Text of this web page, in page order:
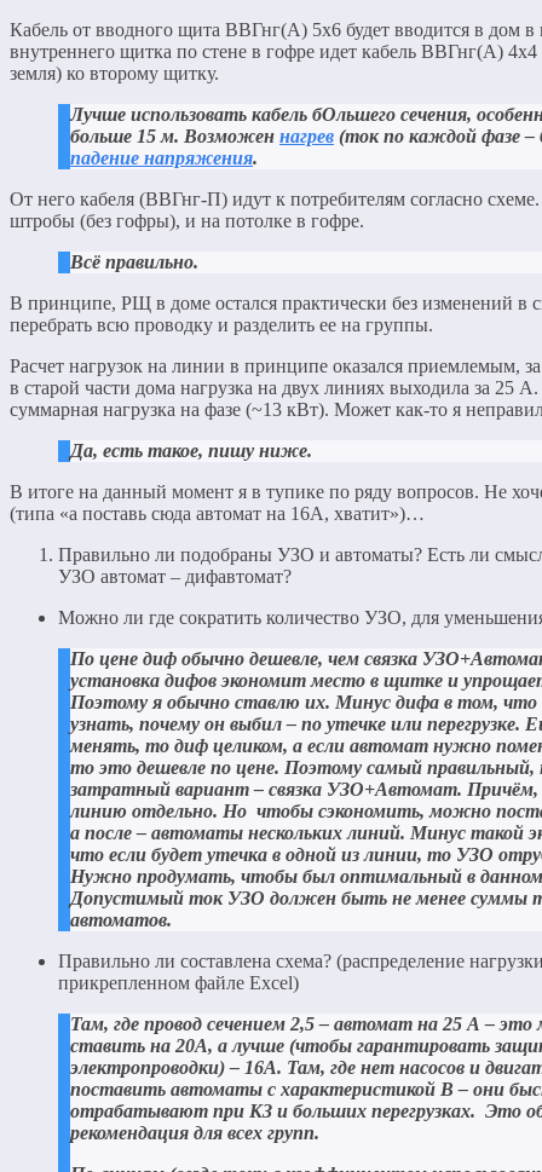
Кабель от вводного щита ВВГнг(А) 5х6 будет вводится в дом
внутреннего щитка по стене в гофре идет кабель ВВГнг(А)
земля) ко второму щитку.
Лучше использовать кабель бОльшего сечения,
больше 15 м. Возможен нагрев (ток по каждой фазе –
падение напряжения.
От него кабеля (ВВГнг-П) идут к потребителям согласно
штробы (без гофры), и на потолке в гофре.
Всё правильно.
В принципе, РЩ в доме остался практически без изменений в
перебрать всю проводку и разделить ее на группы.
Расчет нагрузок на линии в принципе оказался приемлемым,
в старой части дома нагрузка на двух линиях выходила за 25
суммарная нагрузка на фазе (~13 кВт). Может как-то я
Да, есть такое, пишу ниже.
В итоге на данный момент я в тупике по ряду вопросов. Не
(типа «а поставь сюда автомат на 16А, хватит»)…
Правильно ли подобраны УЗО и автоматы? Есть ли смысл
УЗО автомат – дифавтомат?
Можно ли где сократить количество УЗО, для
По цене диф обычно дешевле, чем связка
установка дифов экономит место в щитке и
Поэтому я обычно ставлю их. Минус дифа в том, что
узнать, почему он выбил – по утечке или перегрузке.
менять, то диф целиком, а если автомат нужно
то это дешевле по цене. Поэтому самый правильный,
затратный вариант – связка УЗО+Автомат.
линию отдельно. Но чтобы сэкономить, можно
а после – автоматы нескольких линий. Минус такой
что если будет утечка в одной из линии, то УЗО
Нужно продумать, чтобы был оптимальный в данном
Допустимый ток УЗО должен быть не менее суммы
автоматов.
Правильно ли составлена схема? (распределение
прикрепленном файле Excel)
Там, где провод сечением 2,5 – автомат на 25 А –
ставить на 20А, а лучше (чтобы гарантировать
электропроводки) – 16А. Там, где нет насосов и
поставить автоматы с характеристикой В – они
отрабатывают при КЗ и больших перегрузках. Это
рекомендация для всех групп.